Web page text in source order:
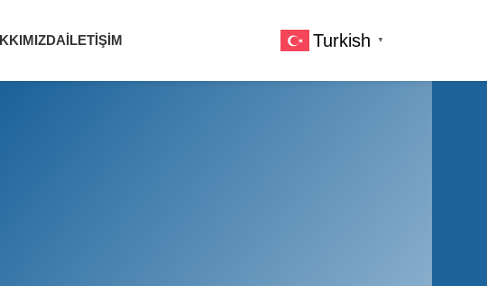
İLETIŞIM Turkish ▼